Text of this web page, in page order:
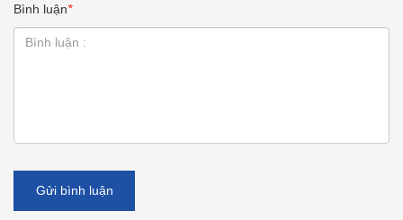
Bình luận*
Gửi bình luận